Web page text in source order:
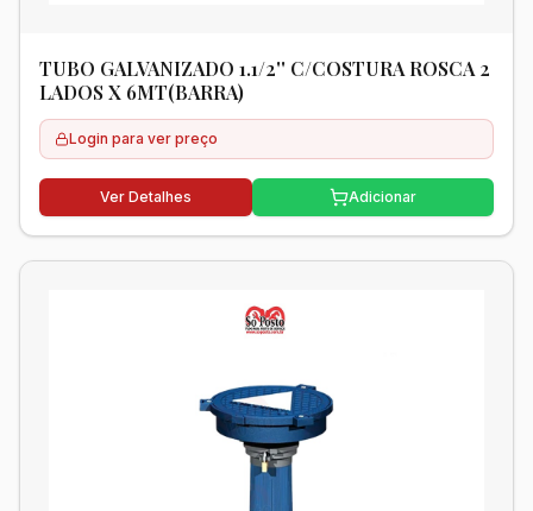
TUBO GALVANIZADO 1.1/2'' C/COSTURA ROSCA 2
LADOS X 6MT(BARRA)
Login para ver preço
Ver Detalhes Adicionar